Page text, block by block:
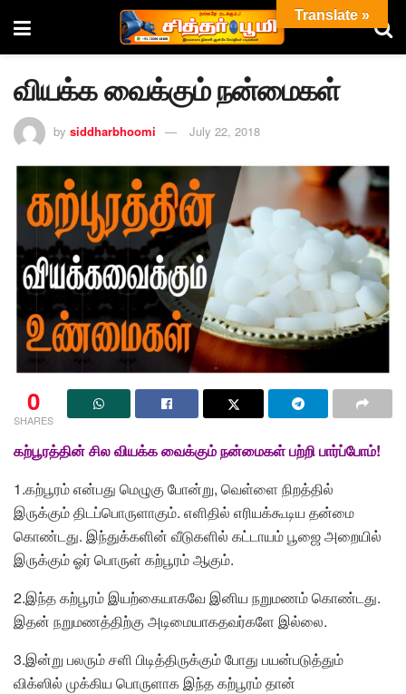
வியக்க வைக்கும் நன்மைகள்
by siddharbhoomi July 22, 2018
0
SHARES
கற்பூரத்தின் சில வியக்க வைக்கும் நன்மைகள் பற்றி பார்ப்போம்!
1.கற்பூரம் என்பது மெழுகு போன்று, வெள்ளை நிறத்தில்
இருக்கும் திடப்பொருளாகும். எளிதில் எரியக்கூடிய தன்மை
கொண்டது. இந்துக்களின் வீடுகளில் கட்டாயம் பூஜை அறையில்
இருக்கும் ஓர் பொருள் கற்பூரம் ஆகும்.
2.இந்த கற்பூரம் இயற்கையாகவே இனிய நறுமணம் கொண்டது.
இதன் நறுமணத்திற்கு அடிமையாகதவர்களே இல்லை.
3.இன்று பலரும் சளி பிடித்திருக்கும் போது பயன்படுத்தும்
விக்ஸில் முக்கிய பொருளாக இந்த கற்பூரம் தான்
Translate »